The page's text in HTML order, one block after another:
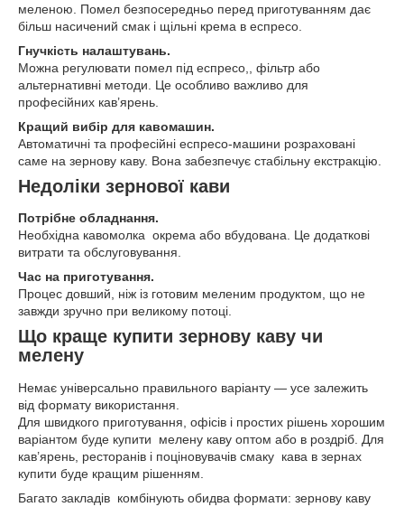
меленою. Помел безпосередньо перед приготуванням дає
більш насичений смак і щільні крема в еспресо.
Гнучкість налаштувань.
Можна регулювати помел під еспресо,, фільтр або
альтернативні методи. Це особливо важливо для
професійних кав’ярень.
Кращий вибір для кавомашин.
Автоматичні та професійні еспресо-машини розраховані
саме на зернову каву. Вона забезпечує стабільну екстракцію.
Недоліки зернової кави
Потрібне обладнання.
Необхідна кавомолка окрема або вбудована. Це додаткові
витрати та обслуговування.
Час на приготування.
Процес довший, ніж із готовим меленим продуктом, що не
завжди зручно при великому потоці.
Що краще купити зернову каву чи
мелену
Немає універсально правильного варіанту — усе залежить
від формату використання.
Для швидкого приготування, офісів і простих рішень хорошим
варіантом буде купити мелену каву оптом або в роздріб. Для
кав’ярень, ресторанів і поціновувачів смаку кава в зернах
купити буде кращим рішенням.
Багато закладів комбінують обидва формати: зернову каву